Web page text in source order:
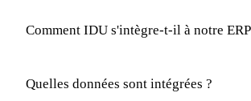
Comment IDU s'intègre-t-il à notre ERP
Quelles données sont intégrées ?